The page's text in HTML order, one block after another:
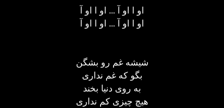
او ا او آ ... او ا او آ
او ا او آ ... او ا او آ
شیشه غم رو بشگن
بگو که غم نداری
به روی دنیا بخند
هیچ چیزی کم نداری